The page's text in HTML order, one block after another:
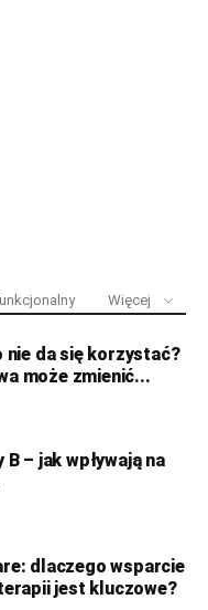
Więcej
da się korzystać?
może zmienić...
– jak wpływają na
dlaczego wsparcie
jest kluczowe?